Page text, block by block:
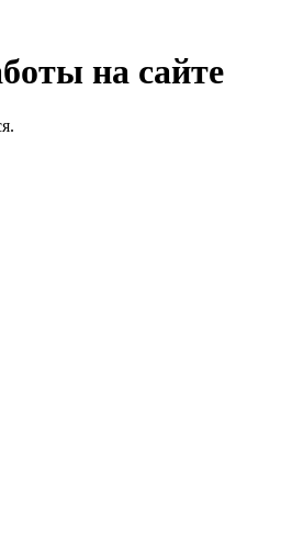
на сайте